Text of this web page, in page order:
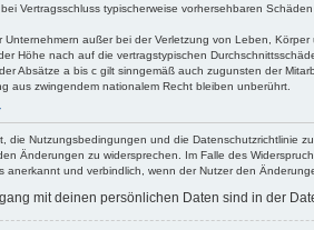
Vertragsschluss typischerweise vorhersehbaren
außer bei der Verletzung von Leben,
Höhe nach auf die vertragstypischen
Absätze a bis c gilt sinngemäß auch zugunsten der
aus zwingendem nationalem Recht bleiben unberührt.
die Nutzungsbedingungen und die Datenschutzrichtlinie
Änderungen zu widersprechen. Im Falle des
anerkannt und verbindlich, wenn der Nutzer den
mit deinen persönlichen Daten sind in der